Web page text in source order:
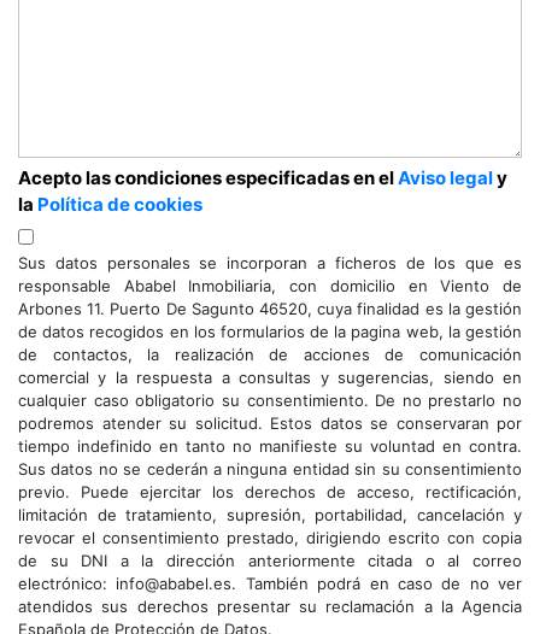
Acepto las condiciones especificadas en elAviso legaly
la Política de cookies
Sus datos personales se incorporan a ficheros de los que es
responsable Ababel Inmobiliaria, con domicilio en Viento de
Arbones 11. Puerto De Sagunto 46520, cuya finalidad es la gestión
de datos recogidos en los formularios de la pagina web, la gestión
de contactos, la realización de acciones de comunicación
comercial y la respuesta a consultas y sugerencias, siendo en
cualquier caso obligatorio su consentimiento. De no prestarlo no
podremos atender su solicitud. Estos datos se conservaran por
tiempo indefinido en tanto no manifieste su voluntad en contra.
Sus datos no se cederán a ninguna entidad sin su consentimiento
previo. Puede ejercitar los derechos de acceso, rectificación,
limitación de tratamiento, supresión, portabilidad, cancelación y
revocar el consentimiento prestado, dirigiendo escrito con copia
de su DNI a la dirección anteriormente citada o al correo
electrónico: info@ababel.es. También podrá en caso de no ver
atendidos sus derechos presentar su reclamación a la Agencia
Española de Protección de Datos.